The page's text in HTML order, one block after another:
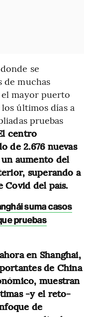
se
de muchas
mayor puerto
últimos días a
pruebas
centro
de 2.676 nuevas
aumento del
superando a
Covid del país.
suma casos
pruebas
en Shanghai,
de China
muestran
-y el reto-
de